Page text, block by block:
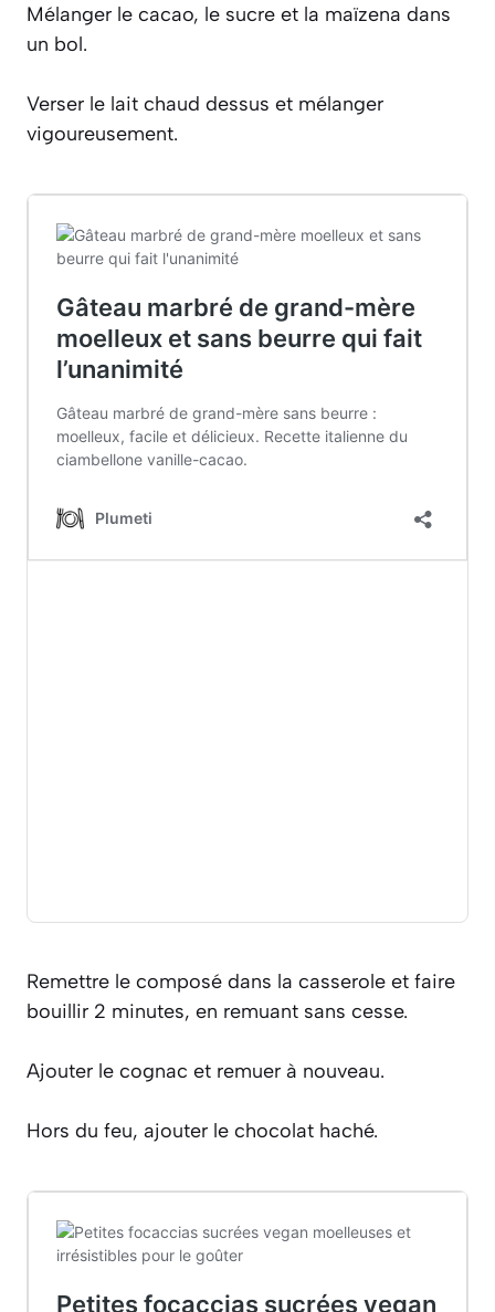
Mélanger le cacao, le sucre et la maïzena dans
un bol.
Verser le lait chaud dessus et mélanger
vigoureusement.
Remettre le composé dans la casserole et faire
bouillir 2 minutes, en remuant sans cesse.
Ajouter le cognac et remuer à nouveau.
Hors du feu, ajouter le chocolat haché.